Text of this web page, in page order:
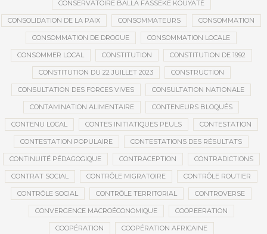
CONSERVATOIRE BALLA FASSÉKÉ KOUYATÉ
CONSOLIDATION DE LA PAIX CONSOMMATEURS CONSOMMATION
CONSOMMATION DE DROGUE CONSOMMATION LOCALE
CONSOMMER LOCAL CONSTITUTION CONSTITUTION DE 1992
CONSTITUTION DU 22 JUILLET 2023 CONSTRUCTION
CONSULTATION DES FORCES VIVES CONSULTATION NATIONALE
CONTAMINATION ALIMENTAIRE CONTENEURS BLOQUÉS
CONTENU LOCAL CONTES INITIATIQUES PEULS CONTESTATION
CONTESTATION POPULAIRE CONTESTATIONS DES RÉSULTATS
CONTINUITÉ PÉDAGOGIQUE CONTRACEPTION CONTRADICTIONS
CONTRAT SOCIAL CONTRÔLE MIGRATOIRE CONTRÔLE ROUTIER
CONTRÔLE SOCIAL CONTRÔLE TERRITORIAL CONTROVERSE
CONVERGENCE MACROÉCONOMIQUE COOPEERATION
COOPÉRATION COOPÉRATION AFRICAINE